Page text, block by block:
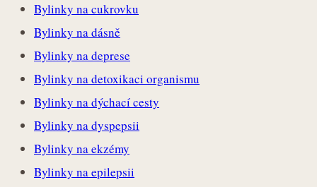
Bylinky na cukrovku
Bylinky na dásně
Bylinky na deprese
Bylinky na detoxikaci organismu
Bylinky na dýchací cesty
Bylinky na dyspepsii
Bylinky na ekzémy
Bylinky na epilepsii